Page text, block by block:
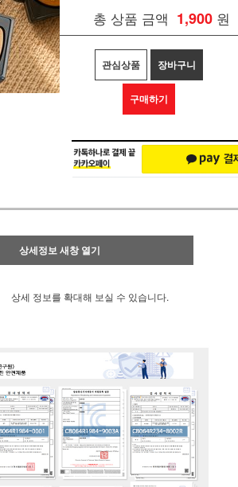
총 상품 금액 1,900 원
관심상품 장바구니
구매하기
상세정보 새창 열기
상세 정보를 확대해 보실 수 있습니다.